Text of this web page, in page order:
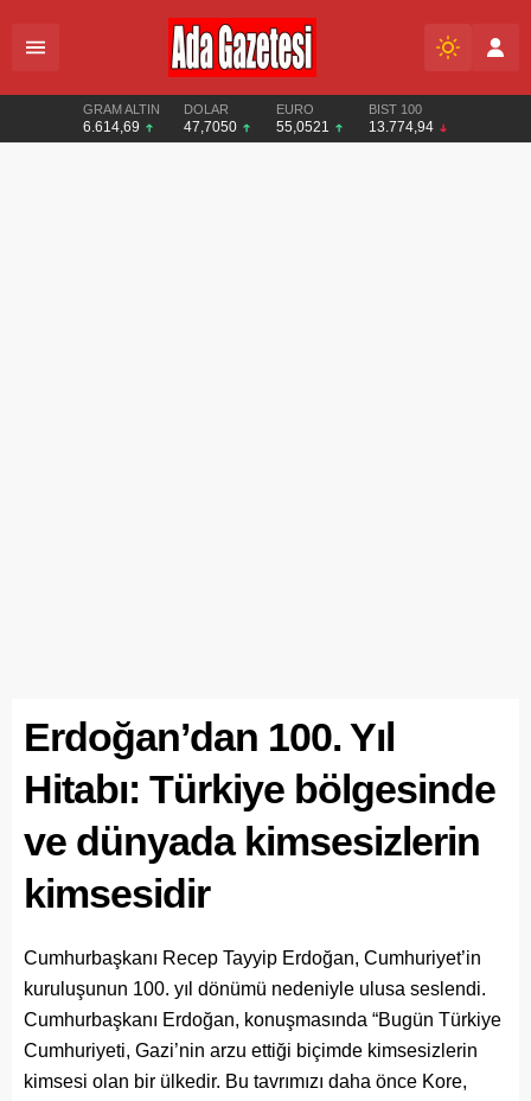
GRAM ALTIN
6.614,69
DOLAR
47,7050
EURO
55,0521
BIST 100
13.774,94
Erdoğan’dan 100. Yıl
Hitabı: Türkiye bölgesinde
ve dünyada kimsesizlerin
kimsesidir
Cumhurbaşkanı Recep Tayyip Erdoğan, Cumhuriyet’in
kuruluşunun 100. yıl dönümü nedeniyle ulusa seslendi.
Cumhurbaşkanı Erdoğan, konuşmasında “Bugün Türkiye
Cumhuriyeti, Gazi’nin arzu ettiği biçimde kimsesizlerin
kimsesi olan bir ülkedir. Bu tavrımızı daha önce Kore,